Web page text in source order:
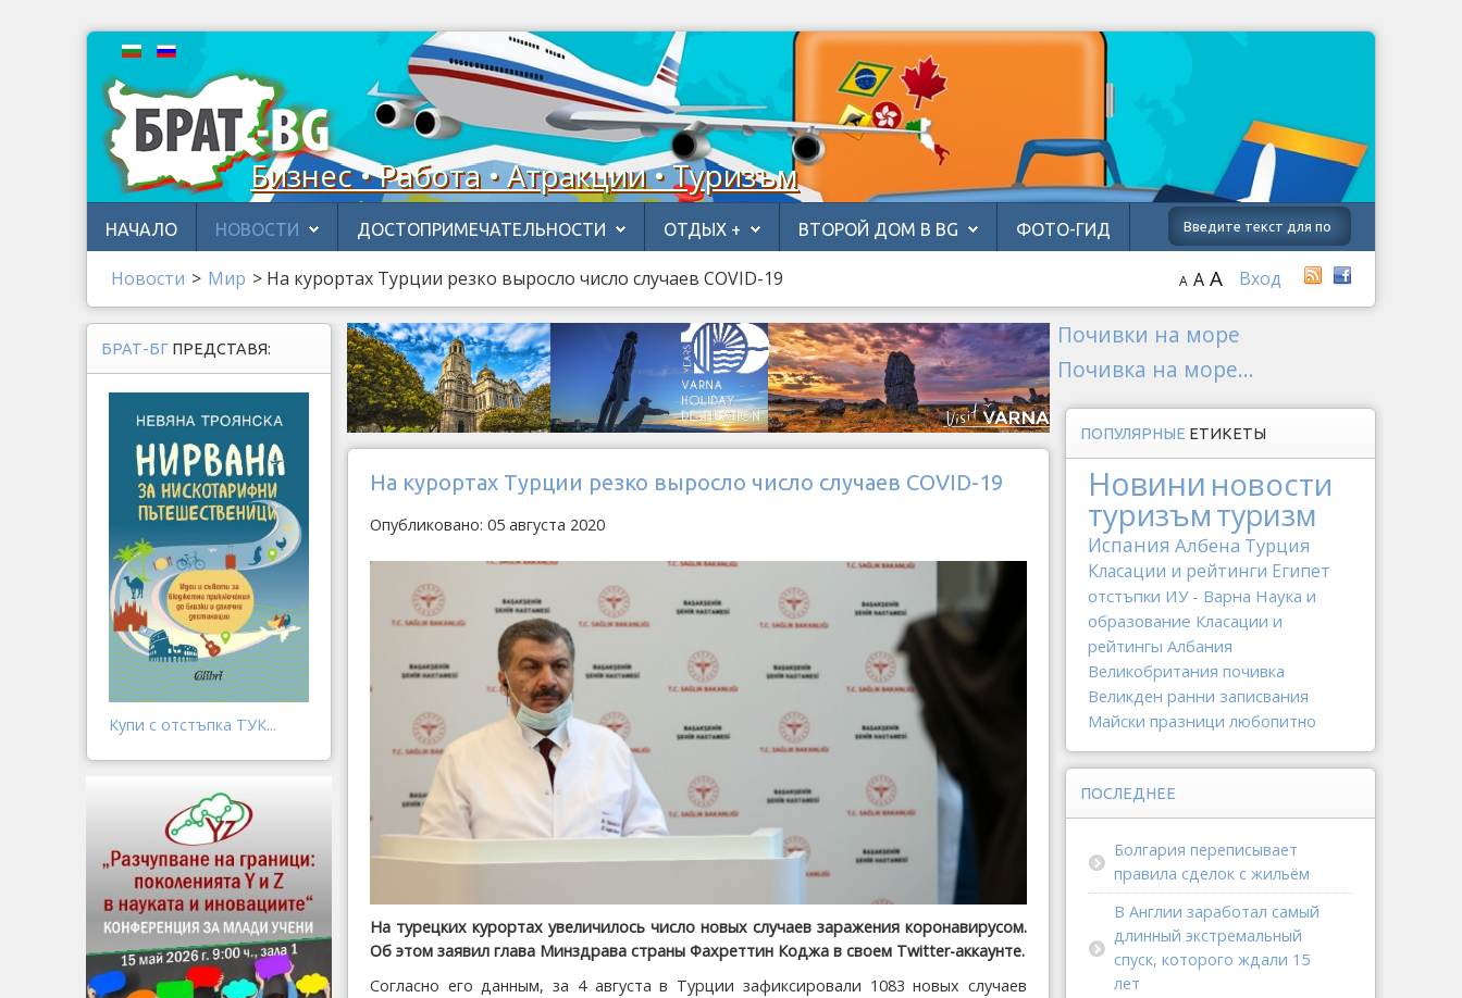
Бизнес • Работа • Атракции • Туризъм
НАЧАЛО НОВОСТИ ДОСТОПРИМЕЧАТЕЛЬНОСТИ ОТДЫХ + ВТОРОЙ ДОМ В BG ФОТО-ГИД
Новости > Мир > На курортах Турции резко выросло число случаев COVID-19 Вход
A A A
На курортах Турции резко выросло число случаев COVID-19
Опубликовано: 05 августа 2020
На турецких курортах увеличилось число новых случаев заражения коронавирусом.
Об этом заявил глава Минздрава страны Фахреттин Коджа в своем Twitter-аккаунте.
Согласно его данным, за 4 августа в Турции зафиксировали 1083 новых случаев
БРАТ-БГ ПРЕДСТАВЯ:
Купи с отстъпка ТУК...
Почивки на море
Почивка на море...
ПОПУЛЯРНЫЕ ЕТИКЕТЫ
Новини новости
туризъмтуризм
Испания Албена Турция
Класации и рейтинги Египет
отстъпки ИУ - Варна Наука и
образование Класации и
рейтингы Албания
Великобритания почивка
Великден ранни записвания
Майски празници любопитно
ПОСЛЕДНЕЕ
Болгария переписывает
правила сделок с жильём
В Англии заработал самый
длинный экстремальный
спуск, которого ждали 15
лет